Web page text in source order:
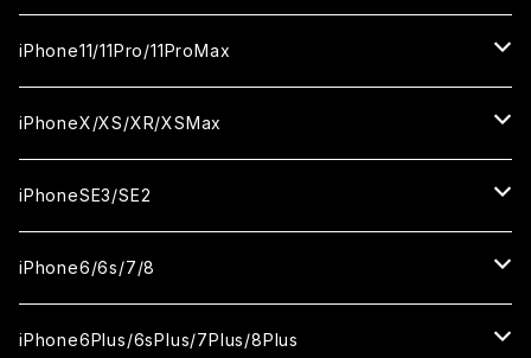
セラミックフィルム
ガラスフィルム
セラミックフィルム
セラミックフィルム
ガラスフィルム
セラミックフィルム
iPhone15ProMax
ガラスフィルム
セラミックフィルム
セラミックフィルム
ガラスフィルム
セラミックフィルム
iPhone14Plus
ガラスフィルム
セラミックフィルム
iPhone14ProMax
ガラスフィルム
セラミックフィルム
ガラスフィルム
セラミックフィルム
iPhone13mini
ガラスフィルム
セラミックフィルム
iPhone13ProMax
ガラスフィルム
セラミックフィルム
iPhone12/12Pro
ガラスフィルム
セラミックフィルム
iPhone12mini
ガラスフィルム
セラミックフィルム
iPhone12ProMax
ガラスフィルム
セラミックフィルム
iPhone11/11Pro/11ProMax
iPhone11
ガラスフィルム
セラミックフィルム
iPhone11Pro
ガラスフィルム
セラミックフィルム
iPhone11Pro Max
ガラスフィルム
iPhoneX/XS/XR/XSMax
iPhoneX
ガラスフィルム
セラミックフィルム
iPhoneXS
ガラスフィルム
iPhoneXR
iPhoneSE3/SE2
iPhoneSE3
ガラスフィルム
iPhoneSE2
iPhone6/6s/7/8
iPhone8
iPhone6Plus/6sPlus/7Plus/8Plus